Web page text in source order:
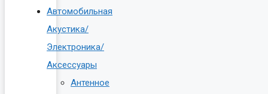
Автомобильная
Акустика/
Электроника/
Аксессуары
Антенное